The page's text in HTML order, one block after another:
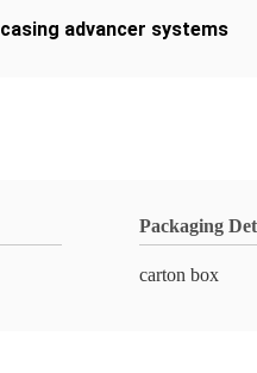
casing advancer systems
Packaging
carton box